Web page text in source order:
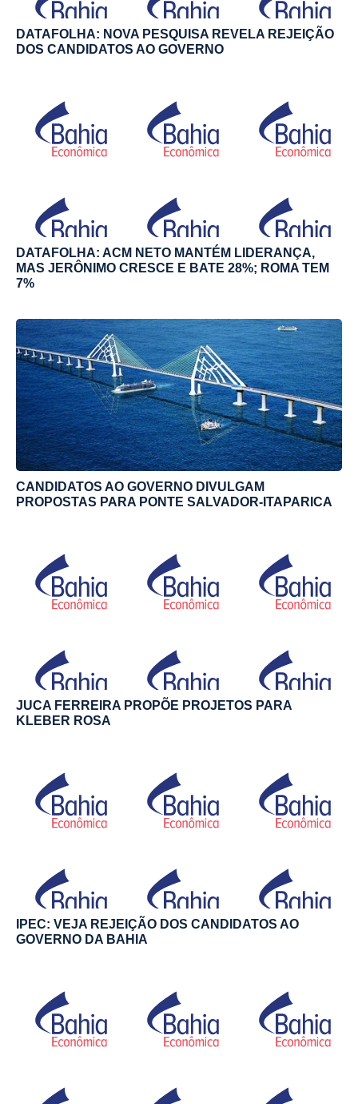
DATAFOLHA: NOVA PESQUISA REVELA REJEIÇÃO
DOS CANDIDATOS AO GOVERNO
DATAFOLHA: ACM NETO MANTÉM LIDERANÇA,
MAS JERÔNIMO CRESCE E BATE 28%; ROMA TEM
7%
CANDIDATOS AO GOVERNO DIVULGAM
PROPOSTAS PARA PONTE SALVADOR-ITAPARICA
JUCA FERREIRA PROPÕE PROJETOS PARA
KLEBER ROSA
IPEC: VEJA REJEIÇÃO DOS CANDIDATOS AO
GOVERNO DA BAHIA